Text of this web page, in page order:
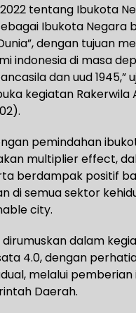
tentang Ibukota
Ibukota Negara
dengan tujuan
indonesia di masa
dan uud 1945,”
kegiatan Rakerwila
pemindahan
multiplier effect,
berdampak positif
di semua sektor
city.
dirumuskan dalam
4.0, dengan
melalui
Daerah.